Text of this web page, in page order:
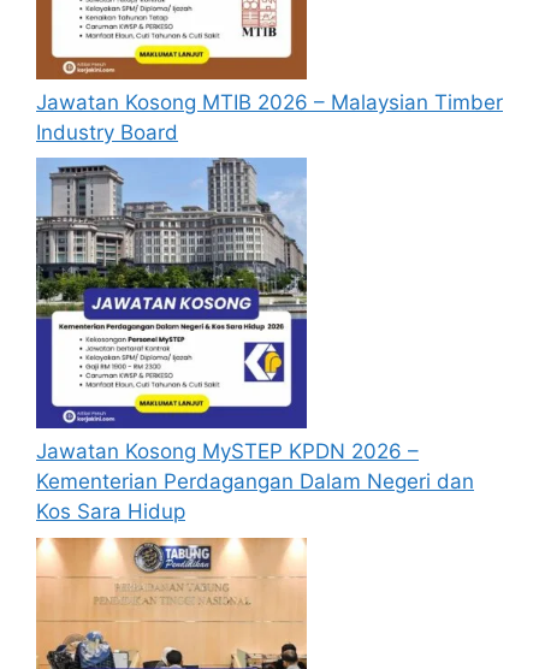
Jawatan Kosong MTIB 2026 – Malaysian Timber
Industry Board
Jawatan Kosong MySTEP KPDN 2026 –
Kementerian Perdagangan Dalam Negeri dan
Kos Sara Hidup